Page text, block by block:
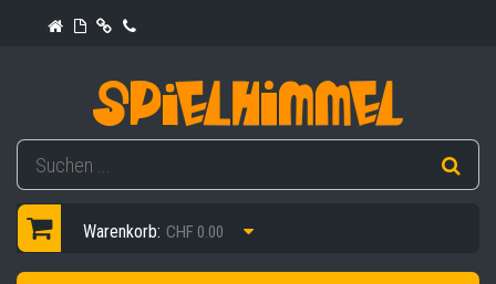
Warenkorb: CHF 0.00